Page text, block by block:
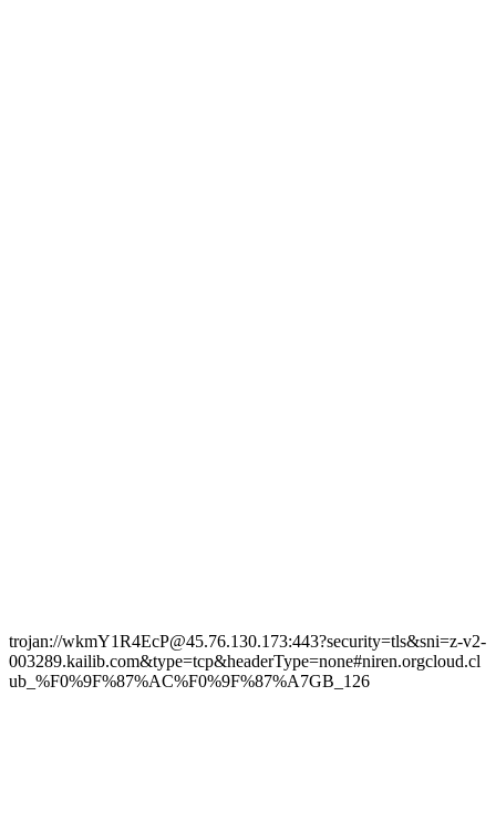
trojan://wkmY1R4EcP@45.76.130.173:443?security=tls&sni=z-v2-
003289.kailib.com&type=tcp&headerType=none#niren.orgcloud.cl
ub_%F0%9F%87%AC%F0%9F%87%A7GB_126